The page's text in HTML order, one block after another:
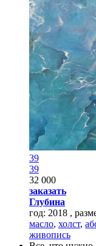
39
39
32 000
заказать
Глубина
год: 2018 ,
масло, холст,
живопись